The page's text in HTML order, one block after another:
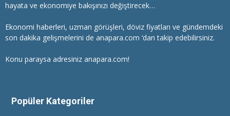
hayata ve ekonomiye bakışınızı değiştirecek…
Ekonomi haberleri, uzman görüşleri, döviz fiyatları ve gündemdeki
son dakika gelişmelerini de anapara.com ‘dan takip edebilirsiniz.
Konu paraysa adresiniz anapara.com!
Popüler Kategoriler